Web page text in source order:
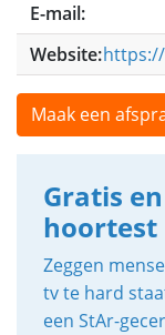
E-mail:
Website:
Maak een
Gratis
hoortest
Zeggen
tv te hard
een StAr-